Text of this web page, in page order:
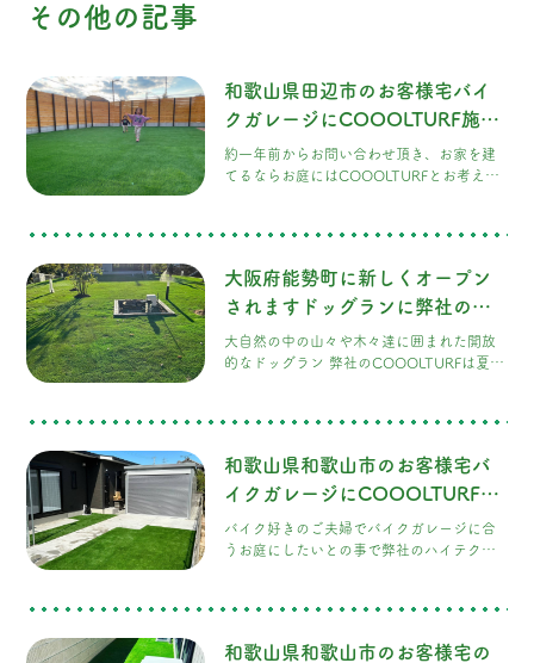
その他の記事
和歌山県田辺市のお客様宅バイ
クガレージにCOOOLTURF施工
させて頂きました！
約一年前からお問い合わせ頂き、お家を建
てるならお庭にはCOOOLTURFとお考え頂
出来ちゃうくらいの広〜いお庭で、旦那様
ャンプもしてみたいと仰っていました。ご
家族の思い出沢山作って下さいね。
大阪府能勢町に新しくオープン
されますドッグランに弊社のハ
イテク人工芝COOOLTURF採用
して頂きました。！
大自然の中の山々や木々達に囲まれた開放
的なドッグラン 弊社のCOOOLTURFは夏場
土)カンドは自然を汚さない天然素材100%
えないリアルな見た目もお客様に採用して
頂いた理由でもあります。 飼い主様や愛犬
和歌山県和歌山市のお客様宅バ
イクガレージにCOOOLTURF施
工させて頂きました！
バイク好きのご夫婦でバイクガレージに合
うお庭にしたいとの事で弊社のハイテク人
良く カッコイイお庭に仕上がりました。
和歌山県和歌山市のお客様宅の